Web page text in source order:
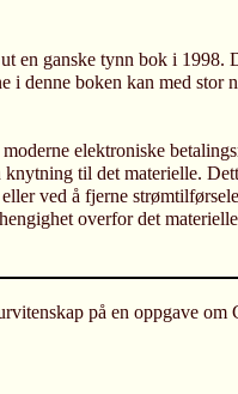
en ganske tynn bok i 1998.
i denne boken kan med stor
elektroniske
til det materielle.
ved å fjerne
overfor det
på en oppgave